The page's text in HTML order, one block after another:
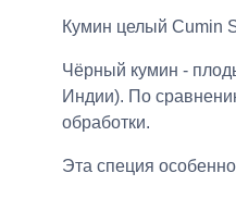
Кумин целый Cumin
Чёрный кумин -
Индии). По
обработки.
Эта специя